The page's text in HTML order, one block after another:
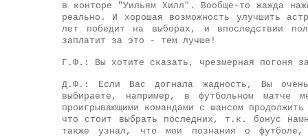
в конторе "Уильям Хилл". Вообще-то жажда
реально. И хорошая возможность улучшить
лет победит на выборах, и впоследствии
заплатит за это - тем лучше!
Г.Ф.: Вы хотите сказать, чрезмерная погоня
Д.Ф.: Если Вас догнала жадность, Вы
выбираете, например, в футбольном
проигрывающими командами с шансом
что стоит выбрать последних, т.к. бонус
также узнал, что мои познания о футболе,